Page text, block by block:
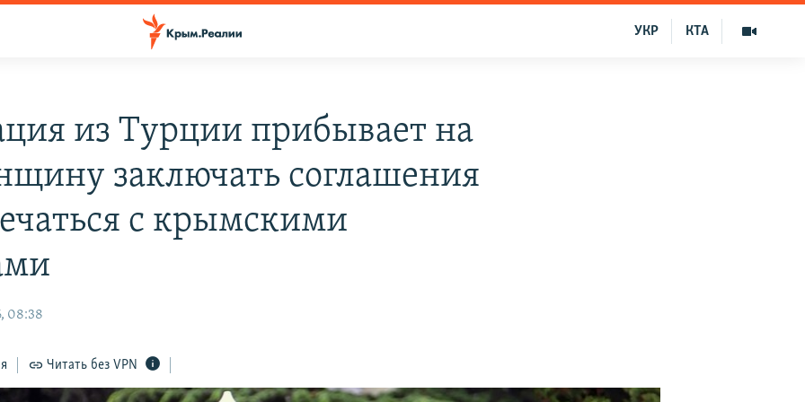
КТА
УКР
из Турции прибывает на
заключать соглашения
с крымскими
08:38
Читать без VPN